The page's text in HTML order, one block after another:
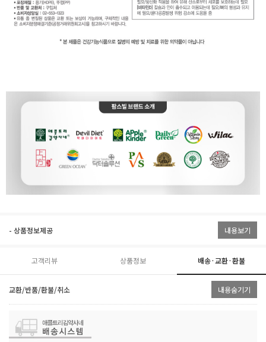
- 상품정보제공 내용보기
고객리뷰 상품정보 배송·교환·환불
교환/반품/환불/취소 내용숨기기